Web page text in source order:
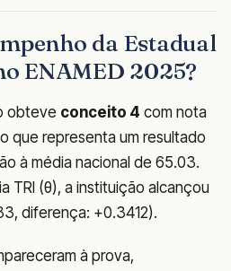
da Estadual
ENAMED 2025?
obteve conceito 4 com nota
que representa um resultado
à média nacional de 65.03.
TRI (θ), a instituição alcançou
diferença: +0.3412).
à prova,